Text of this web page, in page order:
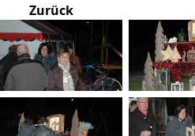
Zurück